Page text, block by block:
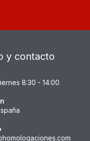
y contacto
8:30 - 14:00